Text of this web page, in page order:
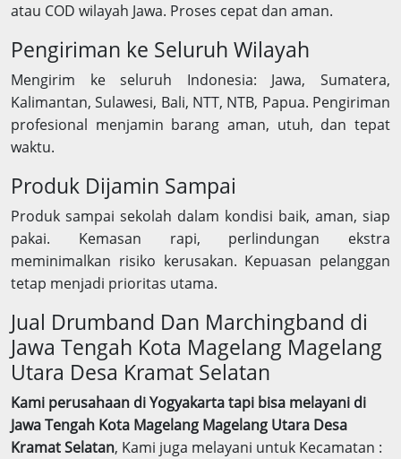
atau COD wilayah Jawa. Proses cepat dan aman.
Pengiriman ke Seluruh Wilayah
Mengirim ke seluruh Indonesia: Jawa, Sumatera,
Kalimantan, Sulawesi, Bali, NTT, NTB, Papua. Pengiriman
profesional menjamin barang aman, utuh, dan tepat
waktu.
Produk Dijamin Sampai
Produk sampai sekolah dalam kondisi baik, aman, siap
pakai. Kemasan rapi, perlindungan ekstra
meminimalkan risiko kerusakan. Kepuasan pelanggan
tetap menjadi prioritas utama.
Jual Drumband Dan Marchingband di
Jawa Tengah Kota Magelang Magelang
Utara Desa Kramat Selatan
Kami perusahaan di Yogyakarta tapi bisa melayani di
Jawa Tengah Kota Magelang Magelang Utara Desa
Kramat Selatan, Kami juga melayani untuk Kecamatan :